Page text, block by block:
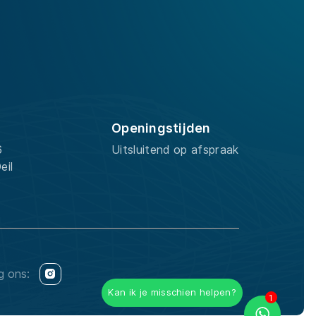
1
Kan ik je misschien helpen?
Openingstijden
Uitsluitend op afspraak
ons: